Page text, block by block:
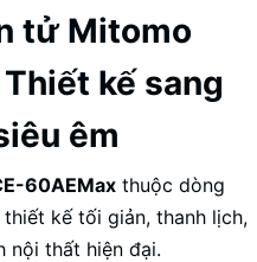
tử Mitomo
kế sang
êm
60AEMax thuộc dòng
kế tối giản, thanh lịch,
nội thất hiện đại.